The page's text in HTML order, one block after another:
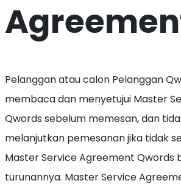
Pelanggan atau calon Pelanggan
membaca dan menyetujui Master
Qwords sebelum memesan, dan
melanjutkan pemesanan jika tidak
Master Service Agreement Qwords
turunannya. Master Service